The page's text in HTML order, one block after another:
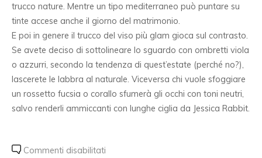
trucco nature. Mentre un tipo mediterraneo può puntare su
tinte accese anche il giorno del matrimonio.
E poi in genere il trucco del viso più glam gioca sul contrasto.
Se avete deciso di sottolineare lo sguardo con ombretti viola
o azzurri, secondo la tendenza di quest’estate (perché no?),
lascerete le labbra al naturale. Viceversa chi vuole sfoggiare
un rossetto fucsia o corallo sfumerà gli occhi con toni neutri,
salvo renderli ammiccanti con lunghe ciglia da Jessica Rabbit.
Commenti disabilitati